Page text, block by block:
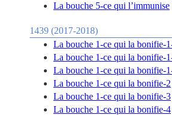
La bouche 5-ce qui l’immunise
1439 (2017-2018)
La bouche 1-ce qui la bonifie-
La bouche 1-ce qui la bonifie-
La bouche 1-ce qui la bonifie-
La bouche 1-ce qui la bonifie-2
La bouche 1-ce qui la bonifie-3
La bouche 1-ce qui la bonifie-4